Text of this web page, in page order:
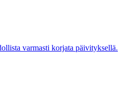
varmasti korjata päivityksellä.